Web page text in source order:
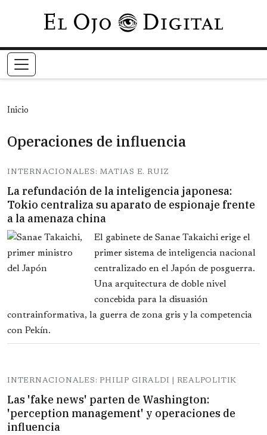
Pasar al contenido principal
Inicio
Operaciones de influencia
INTERNACIONALES: MATIAS E. RUIZ
La refundación de la inteligencia japonesa:
Tokio centraliza su aparato de espionaje frente
a la amenaza china
El gabinete de Sanae Takaichi erige el
primer sistema de inteligencia nacional
centralizado en el Japón de posguerra.
Una arquitectura de doble nivel
concebida para la disuasión
contrainformativa, la guerra de zona gris y la competencia
con Pekín.
INTERNACIONALES: PHILIP GIRALDI | REALPOLITIK
Las 'fake news' parten de Washington:
'perception management' y operaciones de
influencia